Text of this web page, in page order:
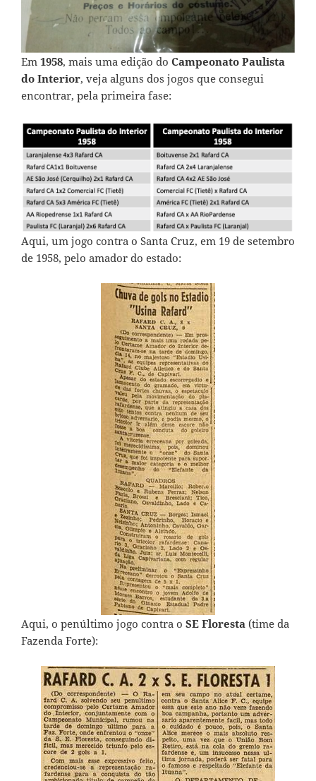
Em 1958, mais uma edição do Campeonato Paulista
do Interior, veja alguns dos jogos que consegui
encontrar, pela primeira fase:
Aqui, um jogo contra o Santa Cruz, em 19 de setembro
de 1958, pelo amador do estado:
Aqui, o penúltimo jogo contra o SE Floresta (time da
Fazenda Forte):